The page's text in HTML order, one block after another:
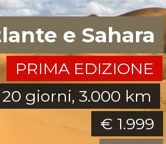
e Sahara
PRIMA EDIZIONE
20 giorni, 3.000 km
€ 1.999